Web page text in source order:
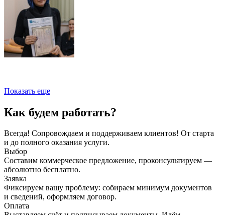
Показать еще
Как будем работать?
Всегда! Сопровождаем и поддерживаем клиентов! От старта
и до полного оказания услуги.
Выбор
Составим коммерческое предложение, проконсультируем —
абсолютно бесплатно.
Заявка
Фиксируем вашу проблему: собираем минимум документов
и сведений, оформляем договор.
Оплата